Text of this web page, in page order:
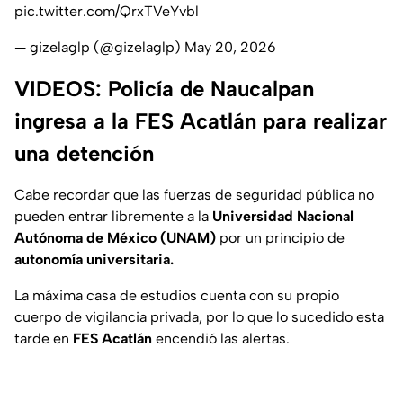
pic.twitter.com/QrxTVeYvbl
— gizelaglp (@gizelaglp) May 20, 2026
VIDEOS: Policía de Naucalpan
ingresa a la FES Acatlán para realizar
una detención
Cabe recordar que las fuerzas de seguridad pública no
pueden entrar libremente a la Universidad Nacional
Autónoma de México (UNAM) por un principio de
autonomía universitaria.
La máxima casa de estudios cuenta con su propio
cuerpo de vigilancia privada, por lo que lo sucedido esta
tarde en FES Acatlán encendió las alertas.